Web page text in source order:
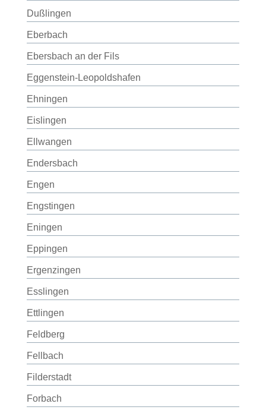
Dußlingen
Eberbach
Ebersbach an der Fils
Eggenstein-Leopoldshafen
Ehningen
Eislingen
Ellwangen
Endersbach
Engen
Engstingen
Eningen
Eppingen
Ergenzingen
Esslingen
Ettlingen
Feldberg
Fellbach
Filderstadt
Forbach